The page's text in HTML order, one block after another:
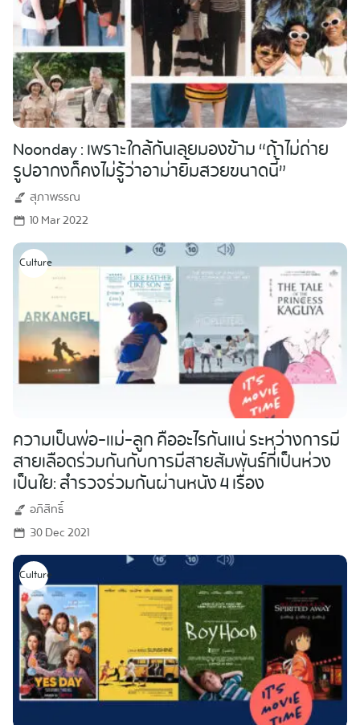
Noonday : เพราะใกล้กันเลยมองข้าม “ถ้าไม่ถ่าย
รูปอากงก็คงไม่รู้ว่าอาม่ายิ้มสวยขนาดนี้”
สุภาพรรณ
10 Mar 2022
Culture
ความเป็นพ่อ-แม่-ลูก คืออะไรกันแน่ ระหว่างการมี
สายเลือดร่วมกันกับการมีสายสัมพันธ์ที่เป็นห่วง
เป็นใย: สำรวจร่วมกันผ่านหนัง 4 เรื่อง
อภิสิทธิ์
30 Dec 2021
Culture